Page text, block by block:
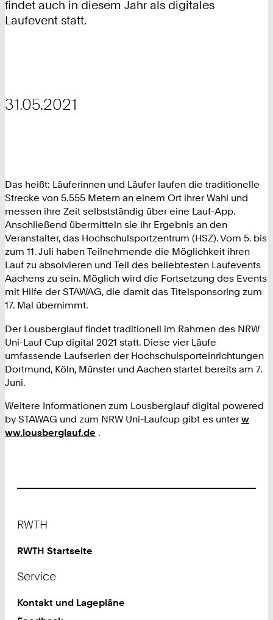
findet auch in diesem Jahr als digitales
Laufevent statt.
31.05.2021
Das heißt: Läuferinnen und Läufer laufen die traditionelle
Strecke von 5.555 Metern an einem Ort ihrer Wahl und
messen ihre Zeit selbstständig über eine Lauf-App.
Anschließend übermitteln sie ihr Ergebnis an den
Veranstalter, das Hochschulsportzentrum (HSZ). Vom 5. bis
zum 11. Juli haben Teilnehmende die Möglichkeit ihren
Lauf zu absolvieren und Teil des beliebtesten Laufevents
Aachens zu sein. Möglich wird die Fortsetzung des Events
mit Hilfe der STAWAG, die damit das Titelsponsoring zum
17. Mal übernimmt.
Der Lousberglauf findet traditionell im Rahmen des NRW
Uni-Lauf Cup digital 2021 statt. Diese vier Läufe
umfassende Laufserien der Hochschulsporteinrichtungen
Dortmund, Köln, Münster und Aachen startet bereits am 7.
Juni.
Weitere Informationen zum Lousberglauf digital powered
by STAWAG und zum NRW Uni-Laufcup gibt es unter w
ww.lousberglauf.de .
RWTH
RWTH Startseite
Service
Kontakt und Lagepläne